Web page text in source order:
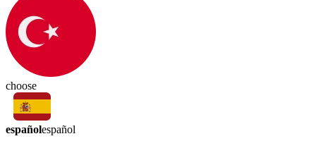
choose
españolespañol